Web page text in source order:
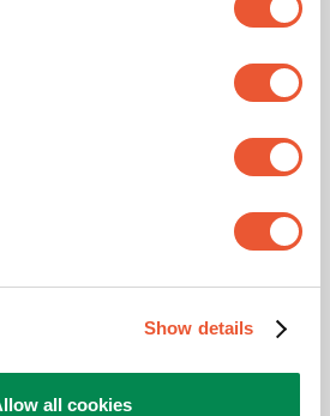
Show details
all cookies
eller till och med elektriskt